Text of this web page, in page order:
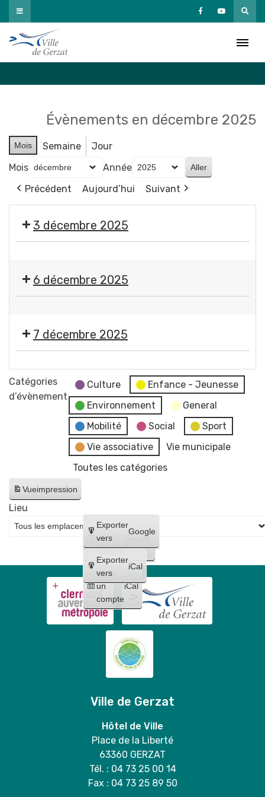
Passer
au
contenu
Évènements en décembre 2025
Mois Semaine
Jour
Mois
Année
Précédent
Aujourd’hui Suivant
3 décembre 2025
des
illuminations
Dès
6 décembre 2025
de
Noël
du
Comité
des
7 décembre 2025
Marché
de
Catégories
d’évènement
Culture
Enfance - Jeunesse
Environnement
General
Mobilité
Social
Sport
Vie associative
Vie municipale
Toutes les catégories
Vueimpression
Créer
un
compte
Google
Créer
un
compte
iCal
Exporter
vers
Google
Exporter
vers
iCal
Lieu
Ville de Gerzat
Hôtel de Ville
Place de la Liberté
63360 GERZAT
Tél. : 04 73 25 00 14
Fax : 04 73 25 89 50